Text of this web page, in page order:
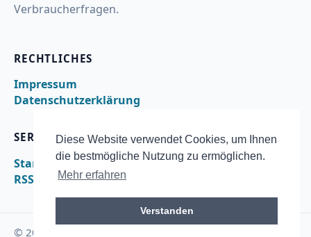
Diese Website verwendet Cookies, um Ihnen
die bestmögliche Nutzung zu ermöglichen.
Mehr erfahren
Verstanden
Verbraucherfragen.
RECHTLICHES
Impressum
Datenschutzerklärung
SERVICE
Startseite
RSS
© 2026 ngo-online.de